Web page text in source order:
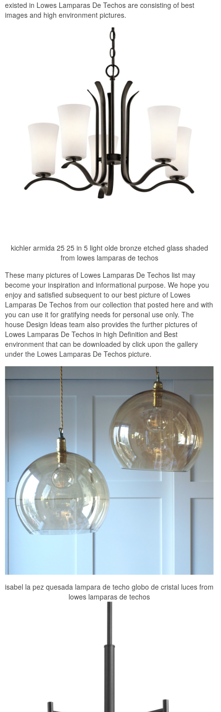
existed in Lowes Lamparas De Techos are consisting of best
images and high environment pictures.
kichler armida 25 25 in 5 light olde bronze etched glass shaded
from lowes lamparas de techos
These many pictures of Lowes Lamparas De Techos list may
become your inspiration and informational purpose. We hope you
enjoy and satisfied subsequent to our best picture of Lowes
Lamparas De Techos from our collection that posted here and with
you can use it for gratifying needs for personal use only. The
house Design Ideas team also provides the further pictures of
Lowes Lamparas De Techos in high Definition and Best
environment that can be downloaded by click upon the gallery
under the Lowes Lamparas De Techos picture.
isabel la pez quesada lampara de techo globo de cristal luces from
lowes lamparas de techos